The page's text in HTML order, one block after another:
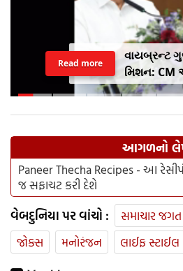
વાયબ્રન્ટ
મિશન: CM
હર્ષ સંઘવી
Read more
આગળનો
Paneer Thecha Recipes - આ
જ સફાચટ કરી દેશે
વેબદુનિયા પર વાંચો : સમાચાર જગત
જોક્સ
મનોરંજન લાઈફ સ્ટાઈલ